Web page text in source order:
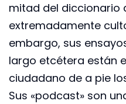
mitad del diccionario
extremadamente
embargo, sus
largo etcétera están
ciudadano de a pie
Sus «podcast» son